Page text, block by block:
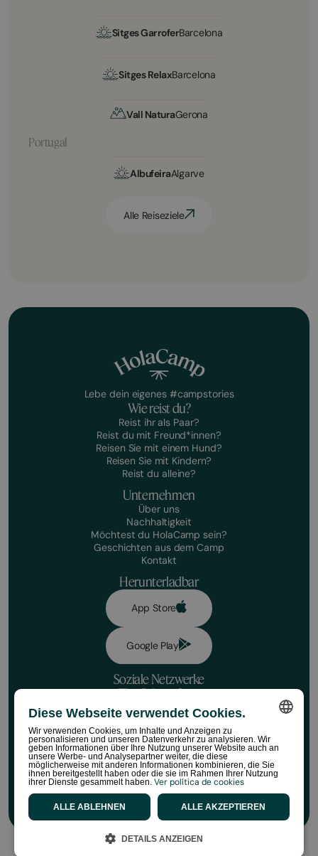
Sitges GarroferBarcelona
Sitges RelaxBarcelona
Vall NaturaGerona
Portugal
AlbufeiraAlgarve
Alle Reiseziele
Lebe dein eigenes #campstories
Wie reist du?
Reist ihr als Paar?
Reist du mit Freund*innen?
Reisen Sie mit einem Hund?
Reisen Sie mit Kindern?
Reist du alleine?
Unternehmen
Über uns
Nachhaltigkeit
Möchtest du HolaCamp sein?
Geschichten aus dem Camp
Kontakt
Herunterladbar
App Store
Google Play
Soziale Netzwerke
Datenschutzrichtlinie
Buchungsbedingungen
Haftungsausschluss
Richtlinien für soziale Medien
Cookie-Richtlinie
Regeln für den HolaCamp Store
©HolaCamp | Alle Rechte vorbehalten
SPANISH
ENGLISH
CATALAN
Diese Webseite verwendet Cookies.
Wir verwenden Cookies, um Inhalte und Anzeigen zu
personalisieren und unseren Datenverkehr zu analysieren. Wir
geben Informationen über Ihre Nutzung unserer Website auch an
unsere Werbe- und Analysepartner weiter, die diese
möglicherweise mit anderen Informationen kombinieren, die Sie
ihnen bereitgestellt haben oder die sie im Rahmen Ihrer Nutzung
ihrer Dienste gesammelt haben. Ver política de cookies
ALLE AKZEPTIEREN
ALLE ABLEHNEN
DETAILS ANZEIGEN